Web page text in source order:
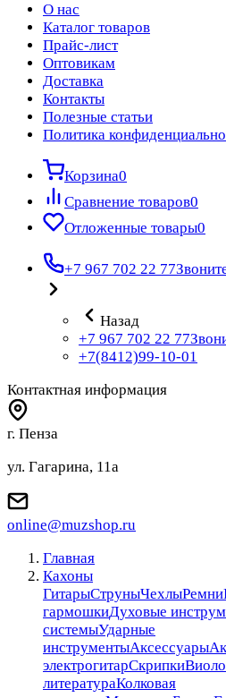
О нас
Каталог товаров
Прайс-лист
Оптовикам
Доставка
Контакты
Полезные статьи
Политика
Корзина0
Сравнение товаров0
Отложенные товары0
+7 967 702 22 77
Назад
+7 967 702 22 77
+7(8412)99-10-01
Контактная информация
г. Пенза
ул. Гагарина, 11а
online@muzshop.ru
Главная
Кахоны
ГитарыСтруныЧехлыРемни
гармошкиДуховые
системыУдарные
инструментыАксессуары
электрогитарСкрипки
литератураКолковая